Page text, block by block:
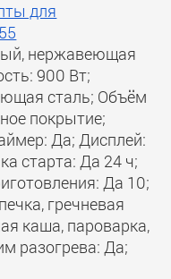
для
нержавеющая
900 Вт;
сталь; Объём
покрытие;
Да; Дисплей:
старта: Да 24 ч;
Да 10;
гречневая
каша, пароварка,
разогрева: Да;